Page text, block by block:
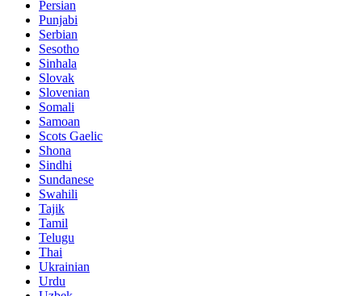
Persian
Punjabi
Serbian
Sesotho
Sinhala
Slovak
Slovenian
Somali
Samoan
Scots Gaelic
Shona
Sindhi
Sundanese
Swahili
Tajik
Tamil
Telugu
Thai
Ukrainian
Urdu